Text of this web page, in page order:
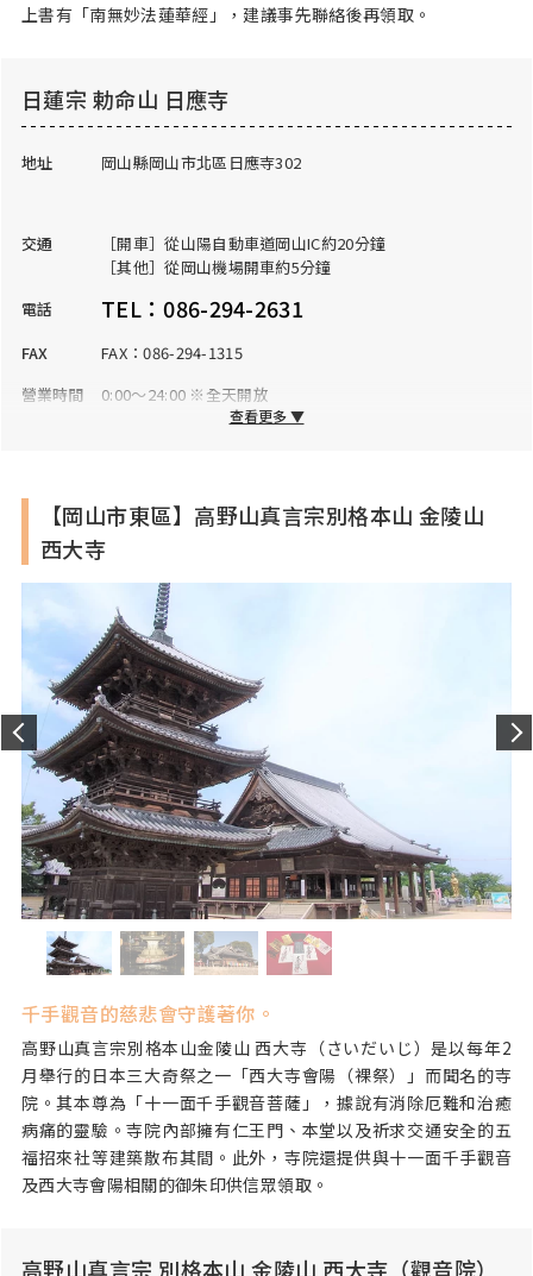
上書有「南無妙法蓮華經」，建議事先聯絡後再領取。
日蓮宗 勅命山 日應寺
地址 岡山縣岡山市北區日應寺302
交通
［開車］從山陽自動車道岡山IC約20分鐘
［其他］從岡山機場開車約5分鐘
電話
TEL：086-294-2631
FAX
FAX：086-294-1315
營業時間
0:00～24:00 ※全天開放
查看更多 ▼
【岡山市東區】高野山真言宗別格本山 金陵山
西大寺
千手觀音的慈悲會守護著你。
高野山真言宗別格本山金陵山 西大寺（さいだいじ）是以每年2
月舉行的日本三大奇祭之一「西大寺會陽（裸祭）」而聞名的寺
院。其本尊為「十一面千手觀音菩薩」，據說有消除厄難和治癒
病痛的靈驗。寺院內部擁有仁王門、本堂以及祈求交通安全的五
福招來社等建築散布其間。此外，寺院還提供與十一面千手觀音
及西大寺會陽相關的御朱印供信眾領取。
高野山真言宗 別格本山 金陵山 西大寺（觀音院）